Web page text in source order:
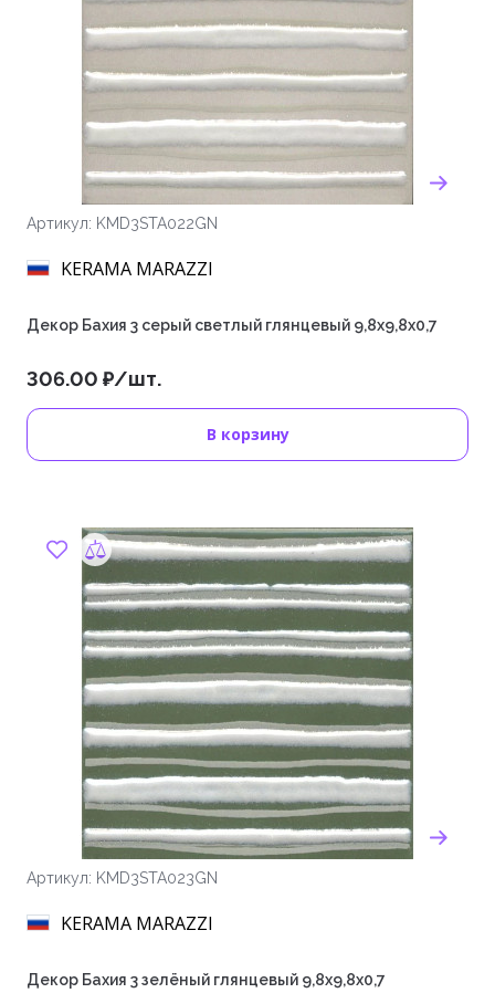
Артикул: KMD3STA022GN
KERAMA MARAZZI
Декор Бахия 3 серый светлый глянцевый 9,8x9,8x0,7
306.00 ₽/шт.
В корзину
Артикул: KMD3STA023GN
KERAMA MARAZZI
Декор Бахия 3 зелёный глянцевый 9,8x9,8x0,7